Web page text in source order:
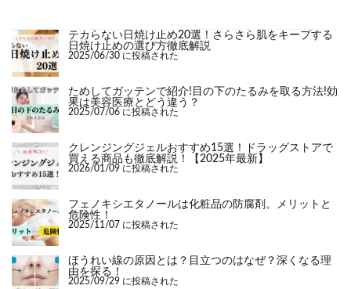
テカらない日焼け止め20選！さらさら肌をキープする
日焼け止めの選び方徹底解説
2025/06/30 に投稿された
ためしてガッテンで紹介!目の下のたるみを取る方法!効
果は美容医療とどう違う？
2025/07/06 に投稿された
クレンジングジェルおすすめ15選！ドラッグストアで
買える商品も徹底解説！【2025年最新】
2026/01/09 に投稿された
フェノキシエタノールは化粧品の防腐剤。メリットと
危険性！
2025/11/07 に投稿された
ほうれい線の原因とは？目立つのはなぜ？深くなる理
由を探る！
2025/09/29 に投稿された